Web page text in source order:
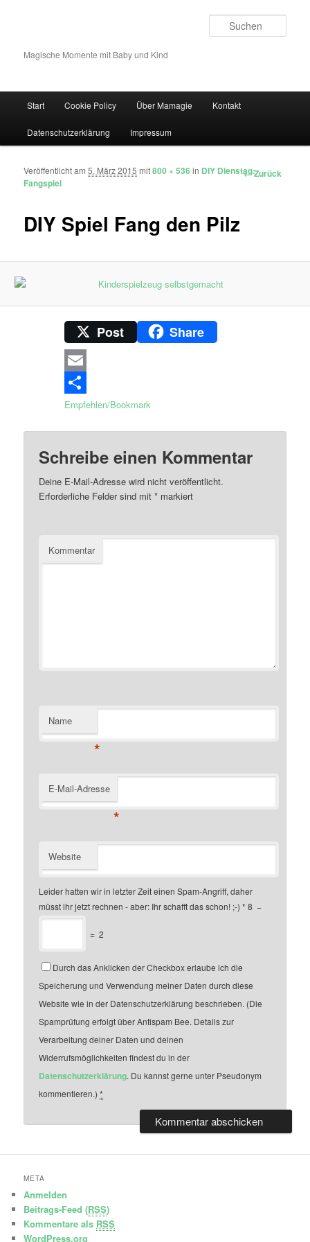
Magische Momente mit Baby und Kind
Zum Inhalt wechseln
Zum sekundären Inhalt wechseln
Start Cookie Policy Über Mamagie Kontakt
Datenschutzerklärung Impressum
Bilder-Navigation ← Zurück
DIY Spiel Fang den Pilz
Veröffentlicht am5. März 2015 mit800 × 536in DIY Dienstag:
Fangspiel
Post Share
Email
Empfehlen/Bookmark
Schreibe einen Kommentar
Deine E-Mail-Adresse wird nicht veröffentlicht.
Erforderliche Felder sind mit* markiert
Kommentar
Name
*
E-Mail-Adresse
*
Website
Leider hatten wir in letzter Zeit einen Spam-Angriff, daher
müsst ihr jetzt rechnen - aber: Ihr schafft das schon! ;-) * 8 −
= 2
Durch das Anklicken der Checkbox erlaube ich die
Speicherung und Verwendung meiner Daten durch diese
Website wie in der Datenschutzerklärung beschrieben. (Die
Spamprüfung erfolgt über Antispam Bee. Details zur
Verarbeitung deiner Daten und deinen
Widerrufsmöglichkeiten findest du in der
Datenschutzerklärung. Du kannst gerne unter Pseudonym
kommentieren.)*
META
Anmelden
Beitrags-Feed (RSS)
Kommentare als RSS
WordPress.org